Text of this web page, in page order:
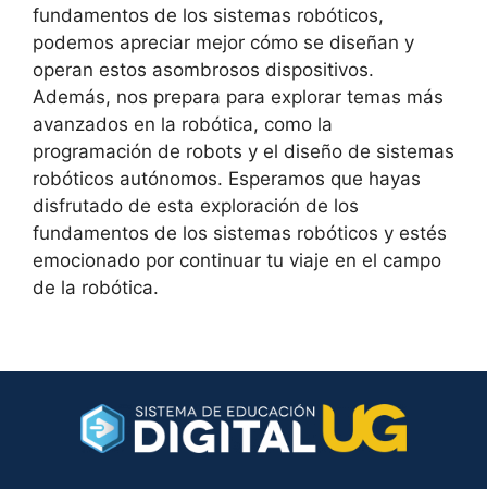
fundamentos de los sistemas robóticos,
podemos apreciar mejor cómo se diseñan y
operan estos asombrosos dispositivos.
Además, nos prepara para explorar temas más
avanzados en la robótica, como la
programación de robots y el diseño de sistemas
robóticos autónomos. Esperamos que hayas
disfrutado de esta exploración de los
fundamentos de los sistemas robóticos y estés
emocionado por continuar tu viaje en el campo
de la robótica.